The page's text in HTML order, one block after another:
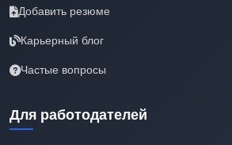
Добавить резюме
Карьерный блог
Частые вопросы
Для работодателей